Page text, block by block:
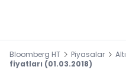
Bloomberg HT Piyasalar
fiyatları (01.03.2018)